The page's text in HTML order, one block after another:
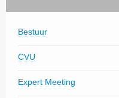
Bestuur
CVU
Expert Meeting